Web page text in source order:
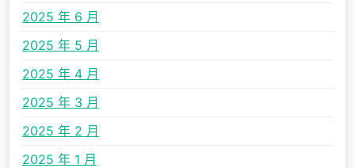
2025 年 6 月
2025 年 5 月
2025 年 4 月
2025 年 3 月
2025 年 2 月
2025 年 1 月